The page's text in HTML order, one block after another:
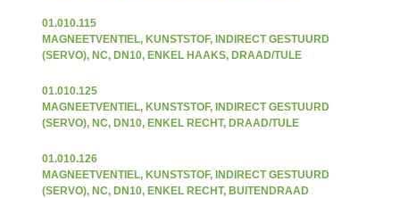
01.010.115
MAGNEETVENTIEL, KUNSTSTOF, INDIRECT GESTUURD
(SERVO), NC, DN10, ENKEL HAAKS, DRAAD/TULE
01.010.125
MAGNEETVENTIEL, KUNSTSTOF, INDIRECT GESTUURD
(SERVO), NC, DN10, ENKEL RECHT, DRAAD/TULE
01.010.126
MAGNEETVENTIEL, KUNSTSTOF, INDIRECT GESTUURD
(SERVO), NC, DN10, ENKEL RECHT, BUITENDRAAD